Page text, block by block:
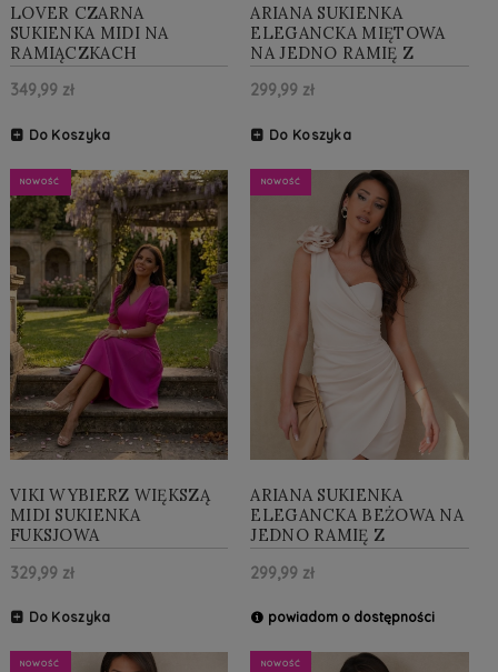
LOVER CZARNA
SUKIENKA MIDI NA
RAMIĄCZKACH
349,99 zł
Do Koszyka
ARIANA SUKIENKA
ELEGANCKA MIĘTOWA
NA JEDNO RAMIĘ Z
KWIATEM
299,99 zł
Do Koszyka
VIKI WYBIERZ WIĘKSZĄ
MIDI SUKIENKA
FUKSJOWA
329,99 zł
Do Koszyka
NOWOŚĆ
ARIANA SUKIENKA
ELEGANCKA BEŻOWA NA
JEDNO RAMIĘ Z
KWIATEM
299,99 zł
powiadom o dostępności
NOWOŚĆ
NOWOŚĆ NOWOŚĆ